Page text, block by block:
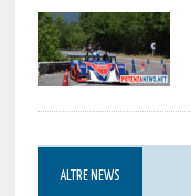
ALTRE NEWS